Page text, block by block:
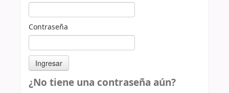
Contraseña
¿No tiene una contraseña aún?